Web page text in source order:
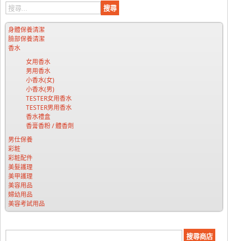
身體保養清潔
臉部保養清潔
香水
女用香水
男用香水
小香水(女)
小香水(男)
TESTER女用香水
TESTER男用香水
香水禮盒
香膏香粉 / 體香劑
男仕保養
彩粧
彩粧配件
美髮護理
美甲護理
美容用品
婦幼用品
美容考試用品